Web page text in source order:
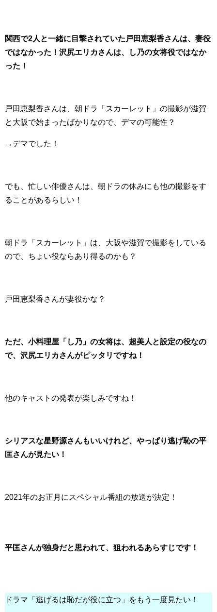
関西で2人と一緒に目撃されていた戸田恵梨香さんは、妻役
ではなかった！沢尻エリカさんは、し乃の女将役ではなか
った！
戸田恵梨香さんは、朝ドラ「スカーレット」の撮影が滋賀
と大阪で始まったばかりなので、デマの可能性？
→デマでした！
でも、忙しい俳優さんは、朝ドラの休みにも他の撮影をす
ることがあるらしい！
朝ドラ「スカーレット」は、大阪や滋賀で撮影をしている
ので、ちょい役ならあり得るのかも？
戸田恵梨香さんが妻役かな？
ただ、小料理屋「し乃」の女将は、超美人と設定の役なの
で、沢尻エリカさんがピッタリですね！
他のキャストの発表が楽しみですね！
シリアスな星野源さんもいいけれど、やっぱり逃げ恥の平
匡さんが見たい！
2021年のお正月にスペシャル番組の放送が決定！
平匡さんが独身だと思われて、狙われるあらすじです！
ドラマ「逃げるは恥だが役に立つ」をもう一度見たい！